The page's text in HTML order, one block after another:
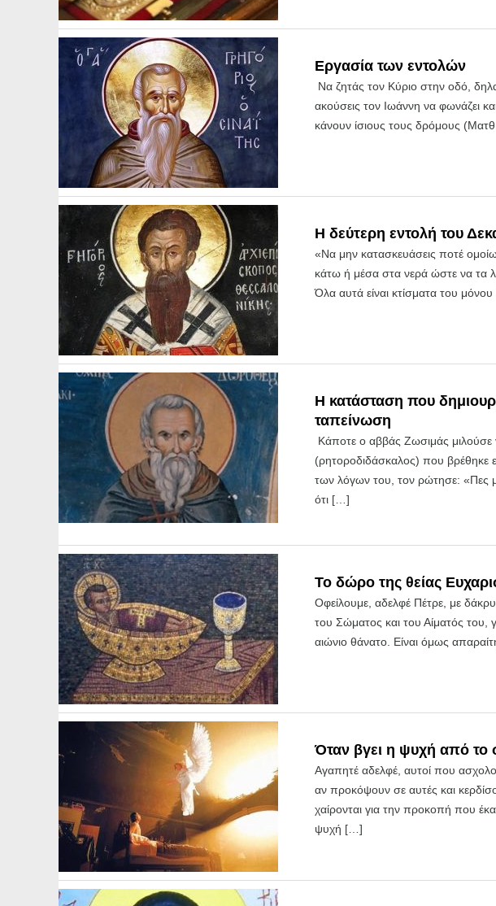
Εργασία των εντολών
Να ζητάς τον Κύριο στην οδό,
ακούσεις τον Ιωάννη να φωνάζει
κάνουν ίσιους τους δρόμους
Η δεύτερη εντολή του
«Να μην κατασκευάσεις ποτέ
κάτω ή μέσα στα νερά ώστε να τα
Όλα αυτά είναι κτίσματα του
Η κατάσταση που
ταπείνωση
Κάποτε ο αββάς Ζωσιμάς μιλούσε
(ρητοροδιδάσκαλος) που βρέθηκε
των λόγων του, τον ρώτησε: «Πες
ότι […]
Το δώρο της θείας
Οφείλουμε, αδελφέ Πέτρε, με
του Σώματος και του Αίματός του,
αιώνιο θάνατο. Είναι όμως
Όταν βγει η ψυχή από
Αγαπητέ αδελφέ, αυτοί που
αν προκόψουν σε αυτές και
χαίρονται για την προκοπή που
ψυχή […]